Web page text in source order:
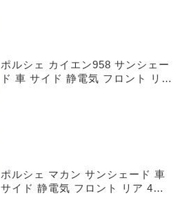
ポルシェ カイエン958 サンシェー
ド 車 サイド 静電気 フロント リア
ポルシェ マカン サンシェード 車
サイド 静電気 フロント リア 4枚